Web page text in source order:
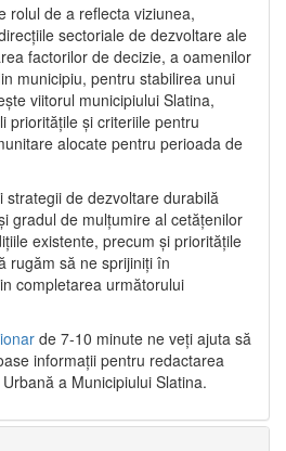
rolul de a reflecta viziunea,
sectoriale de dezvoltare ale
factorilor de decizie, a oamenilor
municipiu, pentru stabilirea unui
viitorul municipiului Slatina,
prioritățile și criteriile pentru
alocate pentru perioada de
de dezvoltare durabilă
gradul de mulțumire al cetățenilor
existente, precum și prioritățile
rugăm să ne sprijiniți în
completarea următorului
de 7-10 minute ne veți ajuta să
informații pentru redactarea
a Municipiului Slatina.